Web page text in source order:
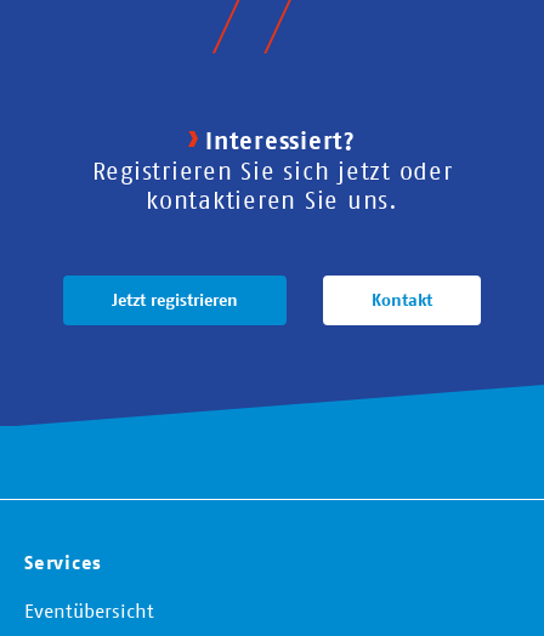
Interessiert?
Registrieren Sie sich jetzt oder
kontaktieren Sie uns.
Jetzt registrieren Kontakt
Services
Eventübersicht